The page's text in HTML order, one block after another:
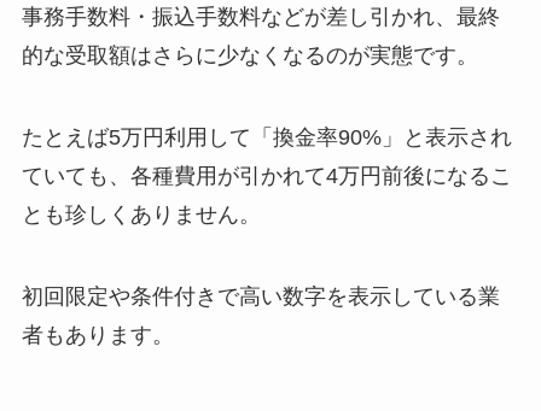
事務手数料・振込手数料などが差し引かれ、最終
的な受取額はさらに少なくなるのが実態です。
たとえば5万円利用して「換金率90%」と表示され
ていても、各種費用が引かれて4万円前後になるこ
とも珍しくありません。
初回限定や条件付きで高い数字を表示している業
者もあります。